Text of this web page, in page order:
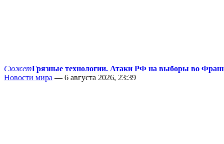
СюжетГрязные технологии. Атаки РФ на выборы во
Новости мира — 6 августа 2026, 23:39